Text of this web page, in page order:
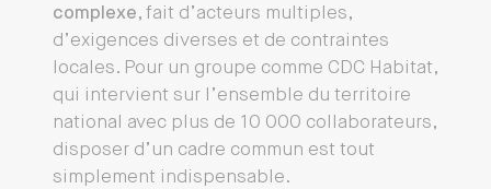
complexe, fait d’acteurs multiples,
d’exigences diverses et de contraintes
locales. Pour un groupe comme CDC Habitat,
qui intervient sur l’ensemble du territoire
national avec plus de 10 000 collaborateurs,
disposer d’un cadre commun est tout
simplement indispensable.